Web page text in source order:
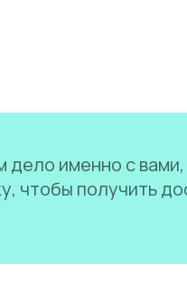
именно с
чтобы получить